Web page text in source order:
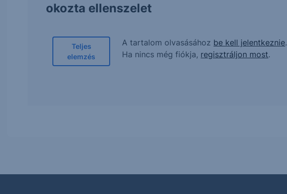
okozta ellenszelet
Teljes
elemzés
A tartalom olvasásához be kell jelentkeznie.
Ha nincs még fiókja, regisztráljon most.